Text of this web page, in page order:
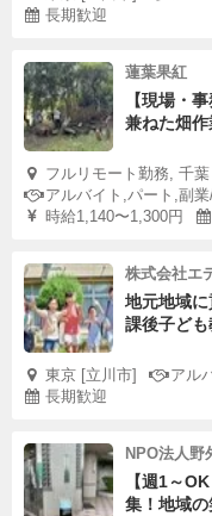
長期歓迎
蓮葉果紅
【現場・
兼ねた畑
フルリモート勤務, 千
アルバイト,パート,副
時給1,140〜1,300円
株式会社エ
地元地域
課後子ども
東京 [立川市] アル
長期歓迎
NPO法人野
【週1～
集！地域